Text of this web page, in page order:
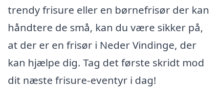
trendy frisure eller en børnefrisør der kan
håndtere de små, kan du være sikker på,
at der er en frisør i Neder Vindinge, der
kan hjælpe dig. Tag det første skridt mod
dit næste frisure-eventyr i dag!